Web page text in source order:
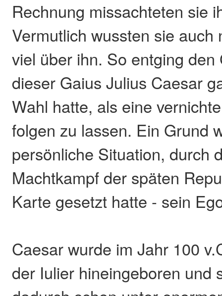
Rechnung missachteten sie
Vermutlich wussten sie auch
viel über ihn. So entging
dieser Gaius Julius Caesar
Wahl hatte, als eine
folgen zu lassen. Ein Grund
persönliche Situation, durch
Machtkampf der späten
Karte gesetzt hatte - sein
Caesar wurde im Jahr 100
der Iulier hineingeboren und